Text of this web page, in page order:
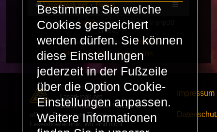
LaserFreak.net Forum
Powered byphpBB® Forum Software © phpBB
Limited
Deutsche Übersetzung durchphpBB.de
PRIVACY_LINK| TERMS_LINK
© Copyright 2025 -
LaserFreak.net
LaserFreak ist ein freies und
offenes Forum zum Thema
Lasershowtechnik. Wir sind nicht
Impressum
Bestimmen Sie welche
Cookies gespeichert
werden dürfen. Sie können
diese Einstellungen
jederzeit in der Fußzeile
über die Option Cookie-
Einstellungen anpassen.
Weitere Informationen